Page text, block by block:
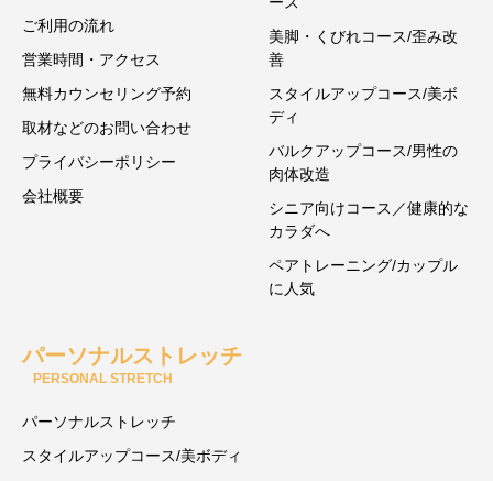
ご利用の流れ
営業時間・アクセス
無料カウンセリング予約
取材などのお問い合わせ
プライバシーポリシー
会社概要
美脚・くびれコース/歪み改
善
スタイルアップコース/美ボ
ディ
バルクアップコース/男性の
肉体改造
シニア向けコース／健康的な
カラダへ
ペアトレーニング/カップル
に人気
パーソナルストレッチ
PERSONAL STRETCH
パーソナルストレッチ
スタイルアップコース/美ボディ